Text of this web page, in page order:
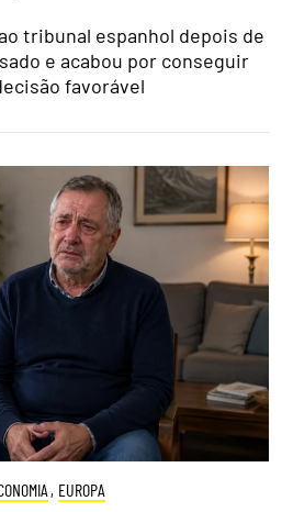
tribunal espanhol depois de
e acabou por conseguir
favorável
, EUROPA